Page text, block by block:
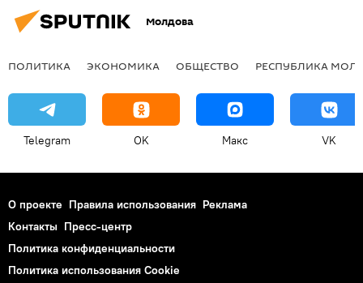
Молдова
ПОЛИТИКА ЭКОНОМИКА ОБЩЕСТВО РЕСПУБЛИКА
Telegram OK Макс VK
О проекте Правила использования Реклама
Контакты Пресс-центр
Политика конфиденциальности
Политика использования Cookie